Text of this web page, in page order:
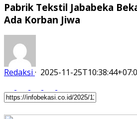
Pabrik Tekstil Jababeka
Ada Korban Jiwa
Redaksi · 2025-11-